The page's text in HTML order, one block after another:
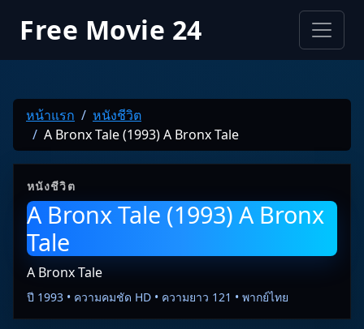
Free Movie 24
หน้าแรก
หนังชีวิต
A Bronx Tale (1993) A Bronx Tale
หนังชีวิต
A Bronx Tale (1993) A Bronx
Tale
A Bronx Tale
ปี 1993 • ความคมชัด HD • ความยาว 121 • พากย์ไทย